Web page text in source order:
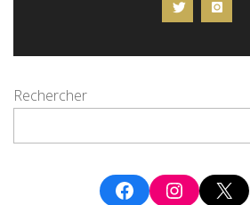
Rechercher
FacebookInstagram
X